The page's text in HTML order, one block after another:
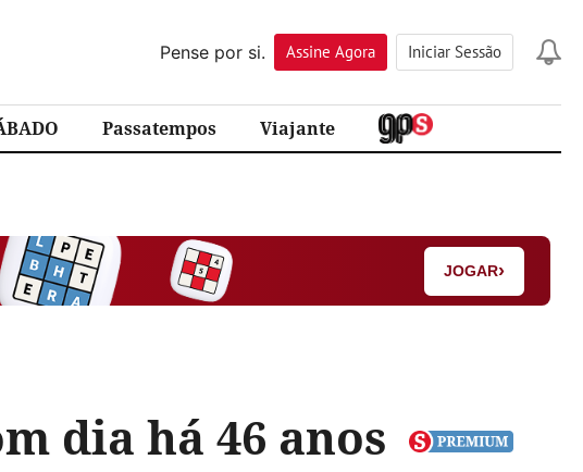
Pense por si.
Assine Agora Iniciar Sessão
Passatempos Viajante
JOGAR›
dia há 46 anos